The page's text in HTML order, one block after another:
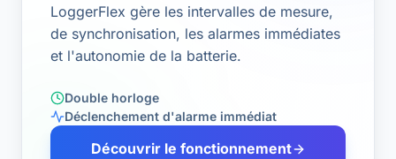
LoggerFlex gère les intervalles de mesure,
de synchronisation, les alarmes immédiates
et l'autonomie de la batterie.
Double horloge
Déclenchement d'alarme immédiat
Découvrir le fonctionnement